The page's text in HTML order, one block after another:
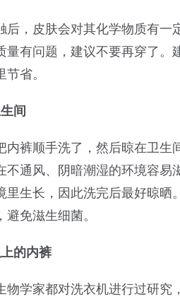
后，皮肤会对其化学物质有
量有问题，建议不要再穿了
省。
间
内裤顺手洗了，然后晾在卫
不通风、阴暗潮湿的环境容
里生长，因此洗完后最好晾
避免滋生细菌。
的内裤
物学家都对洗衣机进行过研